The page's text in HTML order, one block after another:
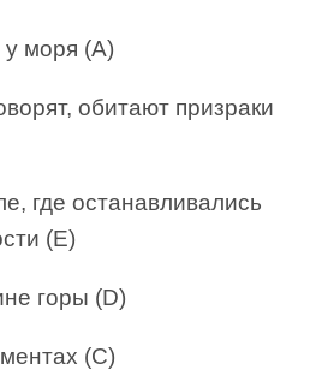
моря (А)
обитают призраки
где останавливались
(E)
горы (D)
(С)